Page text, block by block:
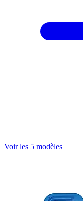
Voir les 5 modèles